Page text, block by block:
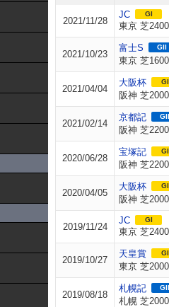
2021/11/28
JC GI
東京 芝
2021/10/23
富士S GII
東京 芝
2021/04/04
大阪杯 GI
阪神 芝
2021/02/14
京都記 GII
阪神 芝
2020/06/28
宝塚記 GI
阪神 芝
2020/04/05
大阪杯 GI
阪神 芝
2019/11/24
JC GI
東京 芝
2019/10/27
天皇賞 GI
東京 芝
2019/08/18
札幌記 GII
札幌 芝